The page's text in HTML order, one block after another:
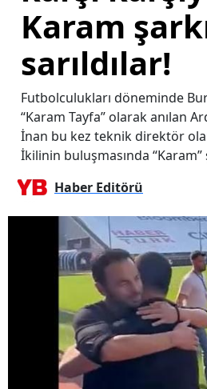
Karam
sarıldılar!
Futbolculukları döneminde
“Karam Tayfa” olarak anılan
İnan bu kez teknik direktör
İkilinin buluşmasında “Karam”
Haber Editörü